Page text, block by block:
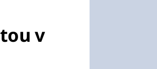
v